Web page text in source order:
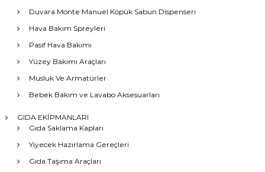
Duvara Monte Manuel Köpük Sabun Dispenseri
Hava Bakım Spreyleri
Pasif Hava Bakımı
Yüzey Bakımı Araçları
Musluk Ve Armatürler
Bebek Bakım ve Lavabo Aksesuarları
GIDA EKİPMANLARI
Gıda Saklama Kapları
Yiyecek Hazırlama Gereçleri
Gıda Taşıma Araçları